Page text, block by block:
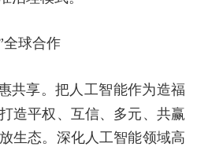
全球合作
共享。把人工智能作为造福
造平权、互信、多元、共赢
生态。深化人工智能领域高